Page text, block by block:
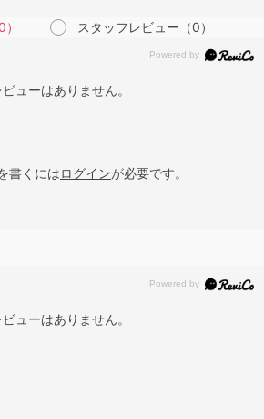
） スタッフレビュー （0）
ビューはありません。
書くにはログインが必要です。
ビューはありません。